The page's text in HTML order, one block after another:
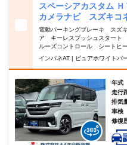
スペーシアカスタム
カメラナビ スズキコ
電動パーキングブレーキ スズ
ア キーレスプッシュスタート
ルーズコントロール シートヒ
インパネAT | ピュアホワイト
年式
走行
排気
車検
修復